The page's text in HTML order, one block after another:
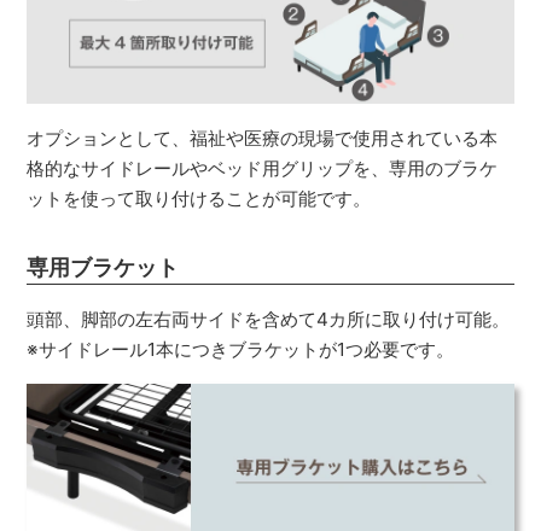
オプションとして、福祉や医療の現場で使用されている本
格的なサイドレールやベッド用グリップを、専用のブラケ
ットを使って取り付けることが可能です。
専用ブラケット
頭部、脚部の左右両サイドを含めて4カ所に取り付け可能。
※サイドレール1本につきブラケットが1つ必要です。